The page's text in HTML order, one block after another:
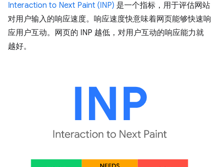
Interaction to Next Paint (INP) 是一个指标，用于评估网站
对用户输入的响应速度。响应速度快意味着网页能够快速响
应用户互动。网页的 INP 越低，对用户互动的响应能力就
越好。